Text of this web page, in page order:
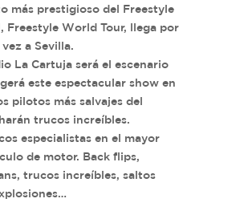
más prestigioso del Freestyle
Freestyle World Tour, llega por
a Sevilla.
La Cartuja será el escenario
este espectacular show en
pilotos más salvajes del
trucos increíbles.
especialistas en el mayor
de motor. Back flips,
trucos increíbles, saltos